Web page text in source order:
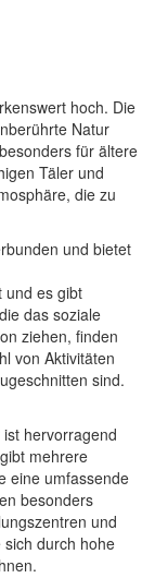
hoch. Die
Natur
für ältere
Täler und
die zu
und bietet
und es gibt
das soziale
ziehen, finden
von Aktivitäten
sind.
hervorragend
mehrere
eine umfassende
besonders
und
durch hohe